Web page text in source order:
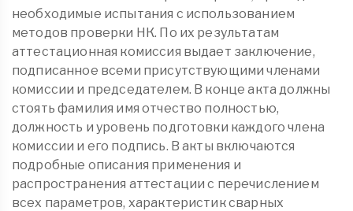
необходимые испытания с использованием
методов проверки НК. По их результатам
аттестационная комиссия выдает заключение,
подписанное всеми присутствующими членами
комиссии и председателем. В конце акта должны
стоять фамилия имя отчество полностью,
должность и уровень подготовки каждого члена
комиссии и его подпись. В акты включаются
подробные описания применения и
распространения аттестации с перечислением
всех параметров, характеристик сварных